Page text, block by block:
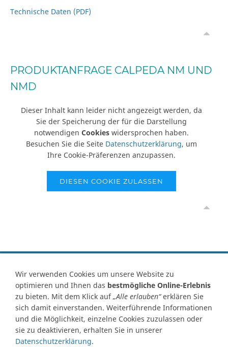
Technische Daten (PDF)
PRODUKTANFRAGE CALPEDA NM UND
NMD
Dieser Inhalt kann leider nicht angezeigt werden, da
Sie der Speicherung der für die Darstellung
notwendigen Cookies widersprochen haben.
Besuchen Sie die Seite Datenschutzerklärung, um
Ihre Cookie-Präferenzen anzupassen.
DIESEN COOKIE ZULASSEN
Vertrag widerrufen
Kontakt Ersatzteile-AnfrageZahlungsartenVersand
WiderrufsrechtWiderrufsformularAGB Datenschutz
ImpressumIhre Cookie Einstellungen
Abbildungen können von Originalware abweichen! Angabe von
technischen Daten und Lieferzeit unter Vorbehalt.
Wir verwenden Cookies um unsere Website zu
optimieren und Ihnen das bestmögliche Online-Erlebnis
zu bieten. Mit dem Klick auf„Alle erlauben“erklären Sie
sich damit einverstanden. Weiterführende Informationen
und die Möglichkeit, einzelne Cookies zuzulassen oder
sie zu deaktivieren, erhalten Sie in unserer
Datenschutzerklärung.